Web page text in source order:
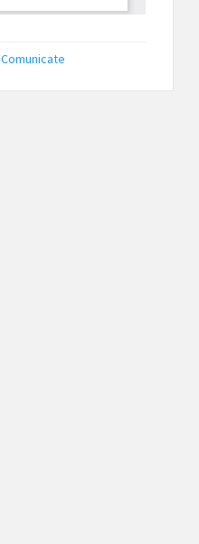
Comunicate